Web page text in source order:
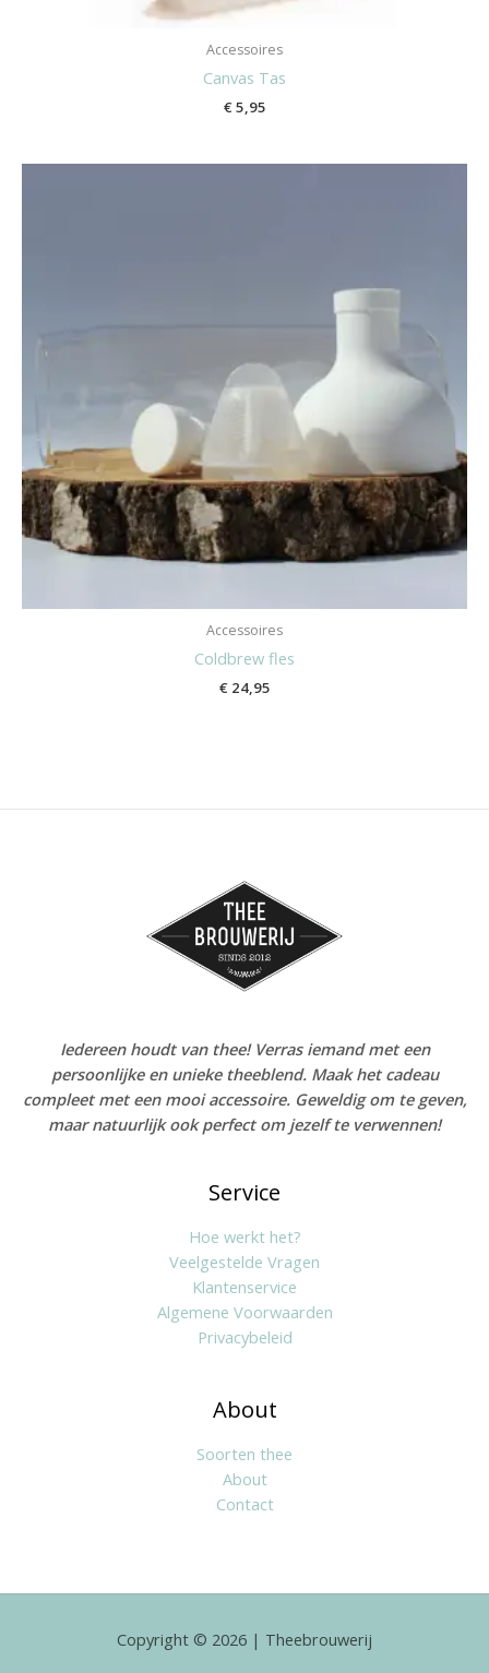
Accessoires
Canvas Tas
€ 5,95
Accessoires
Coldbrew fles
€ 24,95
Iedereen houdt van thee! Verras iemand met een
persoonlijke en unieke theeblend. Maak het cadeau
compleet met een mooi accessoire. Geweldig om te geven,
maar natuurlijk ook perfect om jezelf te verwennen!
Service
Hoe werkt het?
Veelgestelde Vragen
Klantenservice
Algemene Voorwaarden
Privacybeleid
About
Soorten thee
About
Contact
Copyright © 2026 | Theebrouwerij